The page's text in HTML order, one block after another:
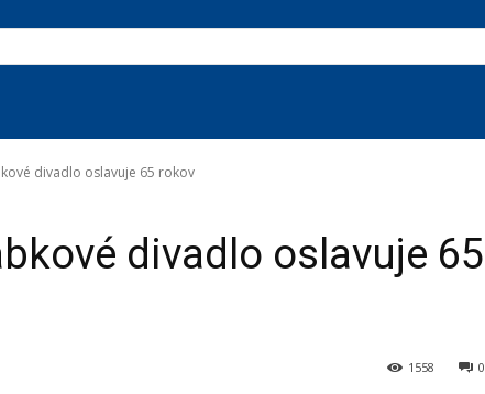
divadlo oslavuje 65 rokov
divadlo oslavuje 65
0
1558